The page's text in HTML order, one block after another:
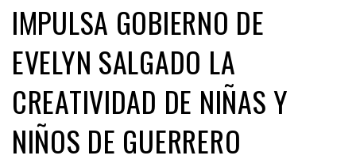
IMPULSA GOBIERNO DE
EVELYN SALGADO LA
CREATIVIDAD DE NIÑAS Y
NIÑOS DE GUERRERO